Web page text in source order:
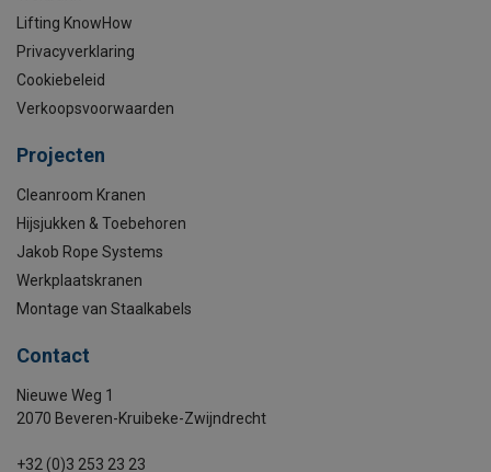
Lifting KnowHow
Privacyverklaring
Cookiebeleid
Verkoopsvoorwaarden
Projecten
Cleanroom Kranen
Hijsjukken & Toebehoren
Jakob Rope Systems
Werkplaatskranen
Montage van Staalkabels
Contact
Nieuwe Weg 1
2070 Beveren-Kruibeke-Zwijndrecht
+32 (0)3 253 23 23